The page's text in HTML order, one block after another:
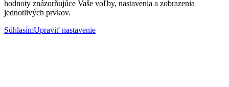
hodnoty znázorňujúce Vaše voľby, nastavenia a zobrazenia
jednotlivých prvkov.
SúhlasímUpraviť nastavenie